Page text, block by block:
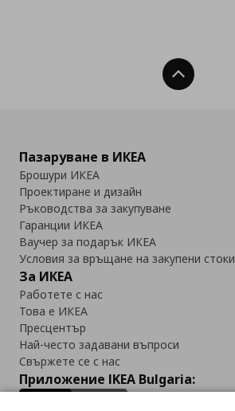
Нагоре
Пазаруване в ИКЕА
Брошури ИКЕА
Проектиране и дизайн
Ръководства за закупуване
Гаранции ИКЕА
Ваучер за подарък ИКЕА
Условия за връщане на закупени стоки
За ИКЕА
Работете с нас
Това е ИКЕА
Пресцентър
Най-често задавани въпроси
Свържете се с нас
Приложение IKEA Bulgaria: